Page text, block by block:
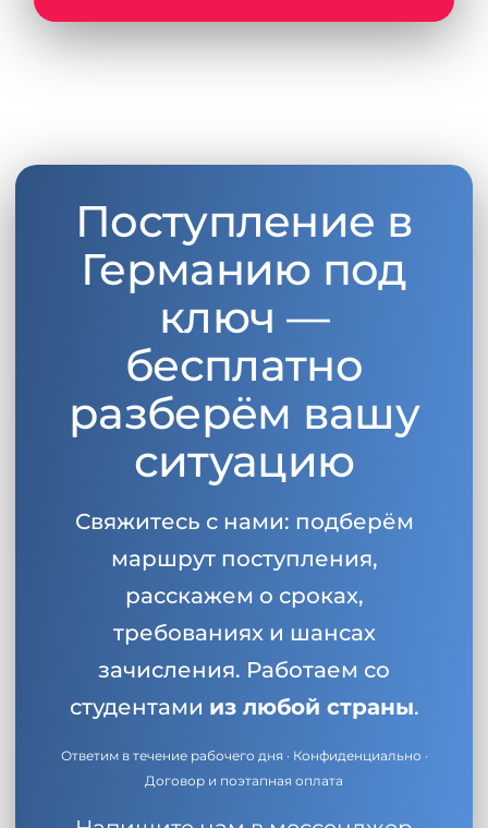
Поступление в
Германию под
ключ —
бесплатно
разберём вашу
ситуацию
Свяжитесь с нами: подберём
маршрут поступления,
расскажем о сроках,
требованиях и шансах
зачисления. Работаем со
студентами из любой страны.
Ответим в течение рабочего дня · Конфиденциально ·
Договор и поэтапная оплата